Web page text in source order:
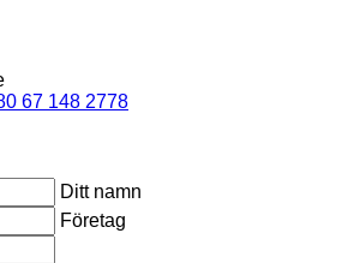
67 148 2778
Ditt namn
Företag